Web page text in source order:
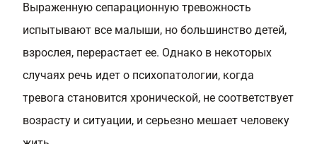
Выраженную сепарационную тревожность
испытывают все малыши, но большинство детей,
взрослея, перерастает ее. Однако в некоторых
случаях речь идет о психопатологии, когда
тревога становится хронической, не соответствует
возрасту и ситуации, и серьезно мешает человеку